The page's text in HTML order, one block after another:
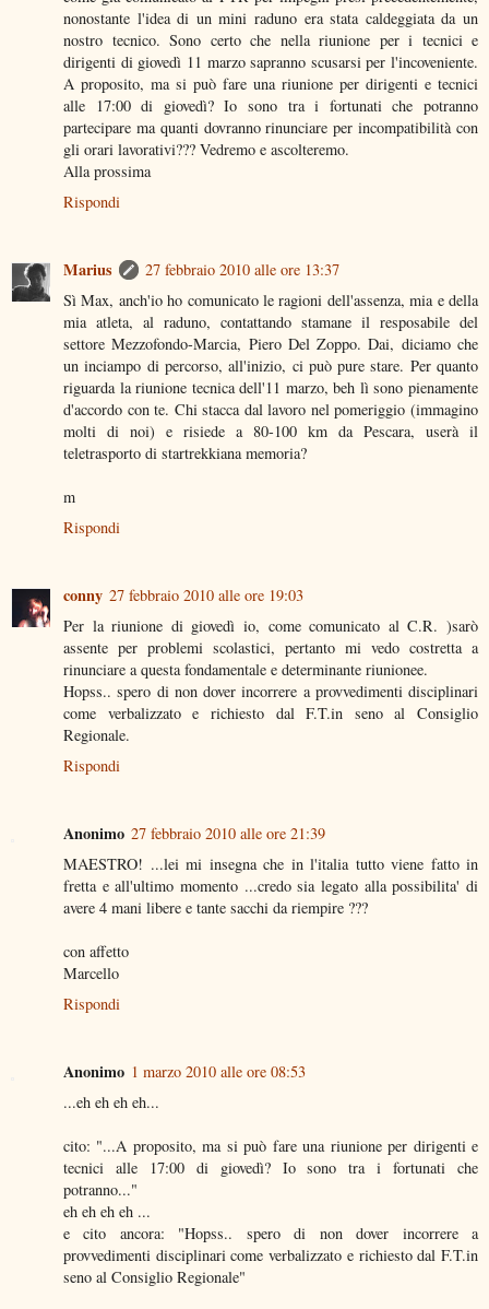
nonostante l'idea di un mini raduno era stata caldeggiata da un
nostro tecnico. Sono certo che nella riunione per i tecnici e
dirigenti di giovedì 11 marzo sapranno scusarsi per l'incoveniente.
A proposito, ma si può fare una riunione per dirigenti e tecnici
alle 17:00 di giovedì? Io sono tra i fortunati che potranno
partecipare ma quanti dovranno rinunciare per incompatibilità con
gli orari lavorativi??? Vedremo e ascolteremo.
Alla prossima
Rispondi
Marius
27 febbraio 2010 alle ore 13:37
Sì Max, anch'io ho comunicato le ragioni dell'assenza, mia e della
mia atleta, al raduno, contattando stamane il resposabile del
settore Mezzofondo-Marcia, Piero Del Zoppo. Dai, diciamo che
un inciampo di percorso, all'inizio, ci può pure stare. Per quanto
riguarda la riunione tecnica dell'11 marzo, beh lì sono pienamente
d'accordo con te. Chi stacca dal lavoro nel pomeriggio (immagino
molti di noi) e risiede a 80-100 km da Pescara, userà il
teletrasporto di startrekkiana memoria?
m
Rispondi
conny 27 febbraio 2010 alle ore 19:03
Per la riunione di giovedì io, come comunicato al C.R. )sarò
assente per problemi scolastici, pertanto mi vedo costretta a
rinunciare a questa fondamentale e determinante riunionee.
Hopss.. spero di non dover incorrere a provvedimenti disciplinari
come verbalizzato e richiesto dal F.T.in seno al Consiglio
Regionale.
Rispondi
Anonimo 27 febbraio 2010 alle ore 21:39
MAESTRO! ...lei mi insegna che in l'italia tutto viene fatto in
fretta e all'ultimo momento ...credo sia legato alla possibilita' di
avere 4 mani libere e tante sacchi da riempire ???
con affetto
Marcello
Rispondi
Anonimo 1 marzo 2010 alle ore 08:53
...eh eh eh eh...
cito: "...A proposito, ma si può fare una riunione per dirigenti e
tecnici alle 17:00 di giovedì? Io sono tra i fortunati che
potranno..."
eh eh eh eh ...
e cito ancora: "Hopss.. spero di non dover incorrere a
provvedimenti disciplinari come verbalizzato e richiesto dal F.T.in
seno al Consiglio Regionale"